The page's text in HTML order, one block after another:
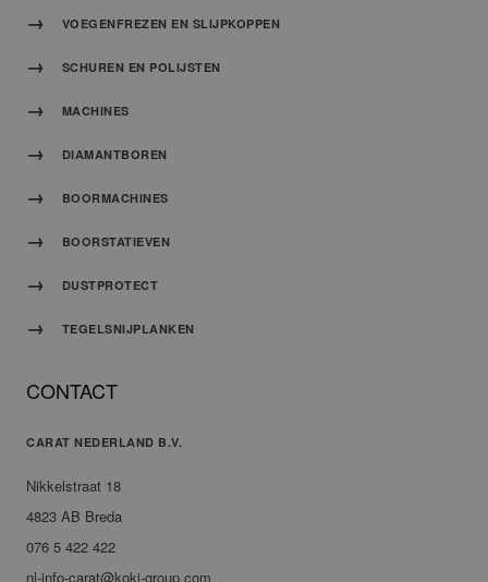
VOEGENFREZEN EN SLIJPKOPPEN
SCHUREN EN POLIJSTEN
MACHINES
DIAMANTBOREN
BOORMACHINES
BOORSTATIEVEN
DUSTPROTECT
TEGELSNIJPLANKEN
CONTACT
CARAT NEDERLAND B.V.
Nikkelstraat 18
4823 AB Breda
076 5 422 422
nl-info-carat@koki-group.com